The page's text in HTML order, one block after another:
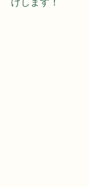
けします！